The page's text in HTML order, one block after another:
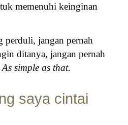
memenuhi keinginan
perduli, jangan pernah
ditanya, jangan pernah
As simple as that.
saya cintai